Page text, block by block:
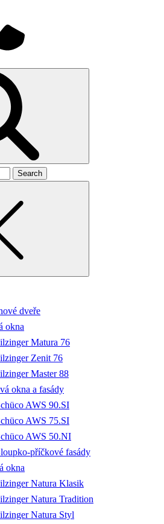
dveře
okna
Matura 76
Zenit 76
Master 88
okna a fasády
AWS 90.SI
AWS 75.SI
AWS 50.NI
příčkové fasády
okna
Natura Klasik
Natura Tradition
Natura Styl